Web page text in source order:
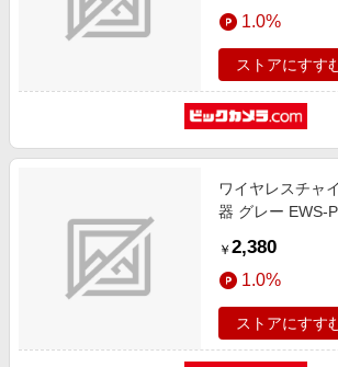
1.0%
ストアにすす
ワイヤレスチャ
器 グレー EWS-
￥ 2,380
1.0%
ストアにすす